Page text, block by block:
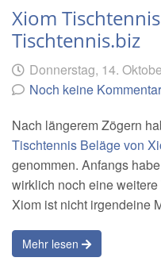
Xiom
Tischtennis.biz
Geschrieben
von
am Donnerstag, 14.
Noch keine
Nach längerem Zögern
Tischtennis Beläge von
genommen. Anfangs
wirklich noch eine
Xiom ist nicht irgendeine
Mehr lesen